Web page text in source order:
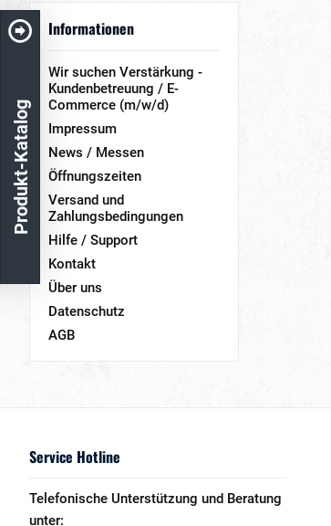
Informationen
Wir suchen Verstärkung -
Kundenbetreuung / E-
Commerce (m/w/d)
Impressum
News / Messen
Öffnungszeiten
Versand und
Zahlungsbedingungen
Hilfe / Support
Kontakt
Über uns
Datenschutz
AGB
Service Hotline
Telefonische Unterstützung und Beratung
unter:
Produkt-Katalog